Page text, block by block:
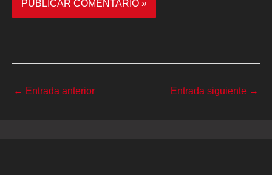
← Entrada anterior Entrada siguiente →